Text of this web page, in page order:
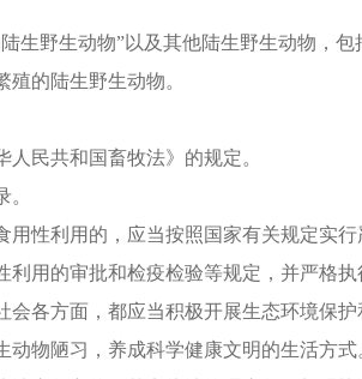
野生动物”以及其他陆生野生动物，包
的陆生野生动物。
民共和国畜牧法》的规定。
利用的，应当按照国家有关规定实行
用的审批和检疫检验等规定，并严格执
方面，都应当积极开展生态环境保护
物陋习，养成科学健康文明的生活方式